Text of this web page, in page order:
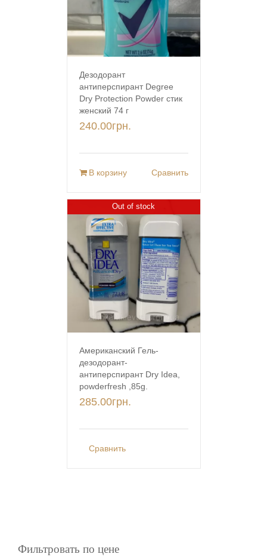
Дезодорант
антиперспирант Degree
Dry Protection Powder стик
женский 74 г
240.00грн.
В корзину Сравнить
Out of stock
Американский Гель-
дезодорант-
антиперспирант Dry Idea,
powderfresh ,85g.
285.00грн.
Сравнить
Фильтровать по цене